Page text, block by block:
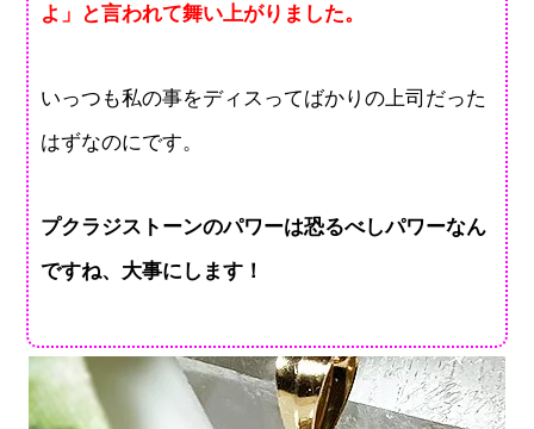
よ」と言われて舞い上がりました。
いっつも私の事をディスってばかりの上司だった
はずなのにです。
プクラジストーンのパワーは恐るべしパワーなん
ですね、大事にします！